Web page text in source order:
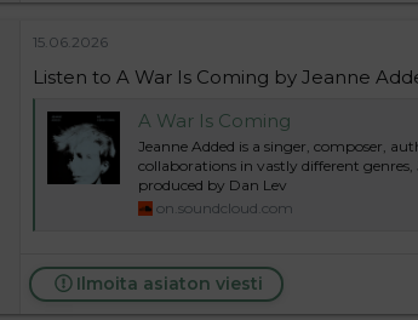
15.06.2026
Listen to A War Is Coming by Jeanne
A War Is Coming
Jeanne Added is a singer, composer,
collaborations in vastly different genres,
produced by Dan Lev
on.soundcloud.com
Ilmoita asiaton viesti